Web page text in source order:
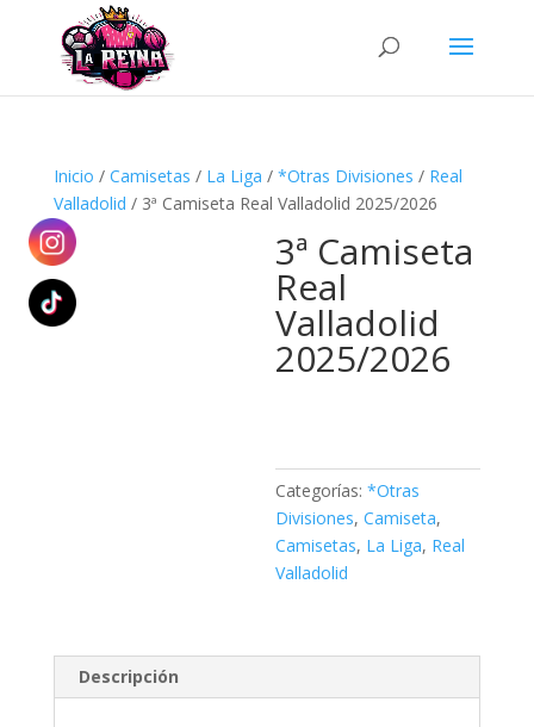
Búsqueda
productos
Inicio / Camisetas / La Liga / *Otras Divisiones / Real
Valladolid / 3ª Camiseta Real Valladolid 2025/2026
3ª Camiseta
Real
Valladolid
2025/2026
Categorías:*Otras
Divisiones,Camiseta,
Camisetas, La Liga, Real
Valladolid
Descripción